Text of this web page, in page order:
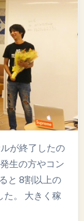
が終了したの
生の方やコン
と 8割以上の
た。 大きく稼